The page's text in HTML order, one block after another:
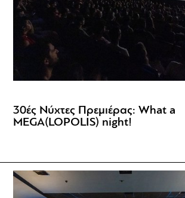
30ές Νύχτες Πρεμιέρας: What a
MEGA(LOPOLIS) night!